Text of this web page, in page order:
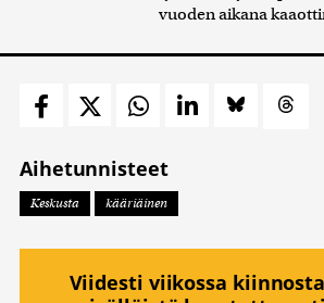
vuoden aikana
Aihetunnisteet
Keskusta kääriäinen
Viidesti viikossa